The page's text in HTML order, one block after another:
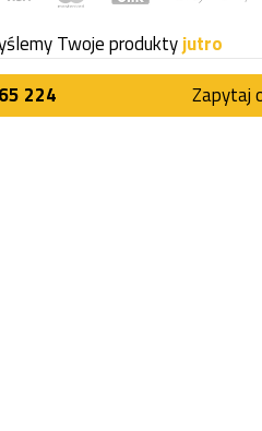
Twoje produktyjutro
224
Zapytaj